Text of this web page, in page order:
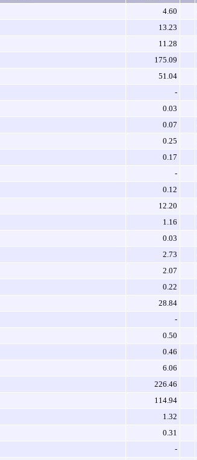
4.60
13.23
11.28
175.09
51.04
-
0.03
0.07
0.25
0.17
-
0.12
12.20
1.16
0.03
2.73
2.07
0.22
28.84
-
0.50
0.46
6.06
226.46
114.94
1.32
0.31
-